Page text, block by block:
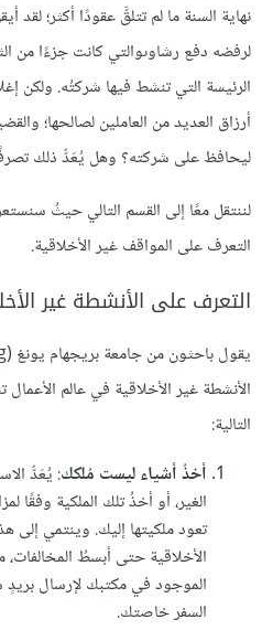
نهاية السنة ما لم تتلقَّ عقودًا أكثر؛ لقد
لرفضه دفع رشاوىوالتي كانت جزءًا من
الرئيسة التي تنشط فيها شركتُه. ولكن
أرزاق العديد من العاملين لصالحها؛
ليحافظ على شركته؟ وهل يُعَدُّ ذلك
لننتقل معًا إلى القسم التالي حيثُ
التعرف على المواقف غير الأخلاقية.
التعرف على الأنشطة غير
الأنشطة غير الأخلاقية في عالم
التالية:
أخذُ أشياء ليست مُلكك: يُعَدُّ
الغير، أو أخذُ تلك الملكية وفقًا
تعود ملكيتها إليك. وينتمي إلى
الأخلاقية حتى أبسطُ
الموجود في مكتبك لإرسال
السفر خاصتك.